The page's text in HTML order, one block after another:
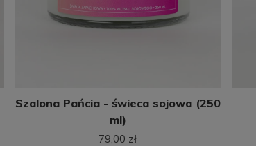
Szalona Pańcia - świeca sojowa (250
ml)
79,00 zł